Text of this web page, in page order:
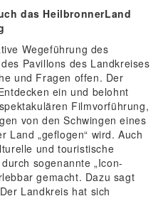
das HeilbronnerLand
Wegeführung des
Pavillons des Landkreises
und Fragen offen. Der
ein und belohnt
Filmvorführung,
von den Schwingen eines
Land „geflogen“ wird. Auch
und touristische
sogenannte „Icon-
gemacht. Dazu sagt
Landkreis hat sich